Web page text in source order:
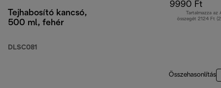
Tejhabosító kancsó,
500 ml, fehér
DLSC081
9990 Ft
Tartalmazza az
összegét 2124 Ft
Összehasonlítás